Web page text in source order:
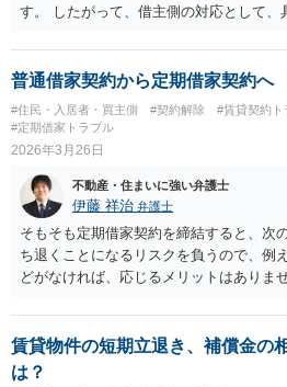
す。 したがって、借主側の対応として
回答して、貸主側に対して、条件を上げ
訟を提起するかを検討させることは
ります。 ３ 以上のとおり、借主側とし
されなければ退去しない、と回答するこ
す。 ４ 調停は裁判所で行われますが、
論として、どちらかが不利になりやすい
５ 貸主が立退きを求めて訴訟を提起し
正当事由を満たすために家賃６か月分以
や、そもそも立退きが認められない、と
退料が支払われることはあります。
普通借家契約から定期借家契約
#住民・入居者・買主側 #契約解除 #賃貸契約ト
#定期借家トラブル
2026年3月26日
不動産・住まいに強い弁護士
伊藤 祥治 弁護士
そもそも定期借家契約を締結すると、次
ち退くことになるリスクを負うので、例
どがなければ、応じるメリットはありま
制的に立ち退かせることはできません。
されなければ、定期借家契約の締結にも
う方針でよいと思います。
賃貸物件の短期立退き、補償金の
は？